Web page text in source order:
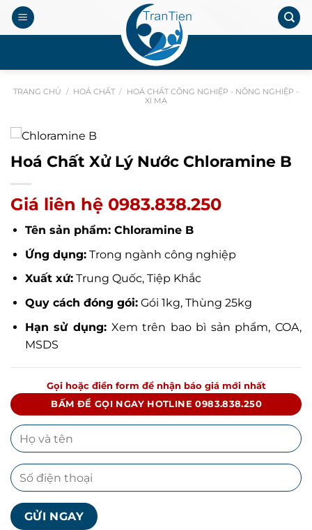
Chuyển
đến
.
TRANG CHỦ / HOÁ CHẤT / HOÁ CHẤT CÔNG NGHIỆP - NÔNG NGHIỆP -
XI MẠ
Hoá Chất Xử Lý Nước Chloramine B
Giá liên hệ 0983.838.250
Tên sản phẩm: Chloramine B
Ứng dụng:Trong ngành công nghiệp
Xuất xứ:Trung Quốc, Tiệp Khắc
Quy cách đóng gói:Gói 1kg, Thùng 25kg
Hạn sử dụng:Xem trên bao bì sản phẩm, COA,
MSDS
Gọi hoặc điền form để nhận báo giá mới nhất
BẤM ĐỂ GỌI NGAY HOTLINE 0983.838.250